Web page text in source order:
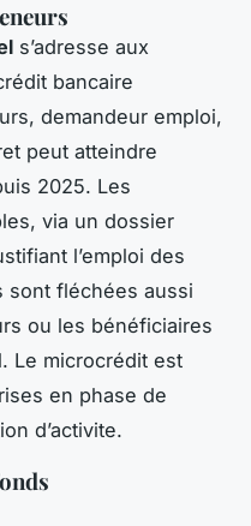
s’adresse aux
bancaire
demandeur emploi,
peut atteindre
2025. Les
via un dossier
l’emploi des
sont fléchées aussi
ou les bénéficiaires
Le microcrédit est
en phase de
d’activite.